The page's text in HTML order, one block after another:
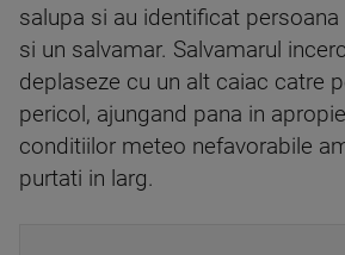
salupa si au identificat
si un salvamar. Salvamarul
deplaseze cu un alt caiac catre
pericol, ajungand pana in
conditiilor meteo nefavorabile
purtati in larg.